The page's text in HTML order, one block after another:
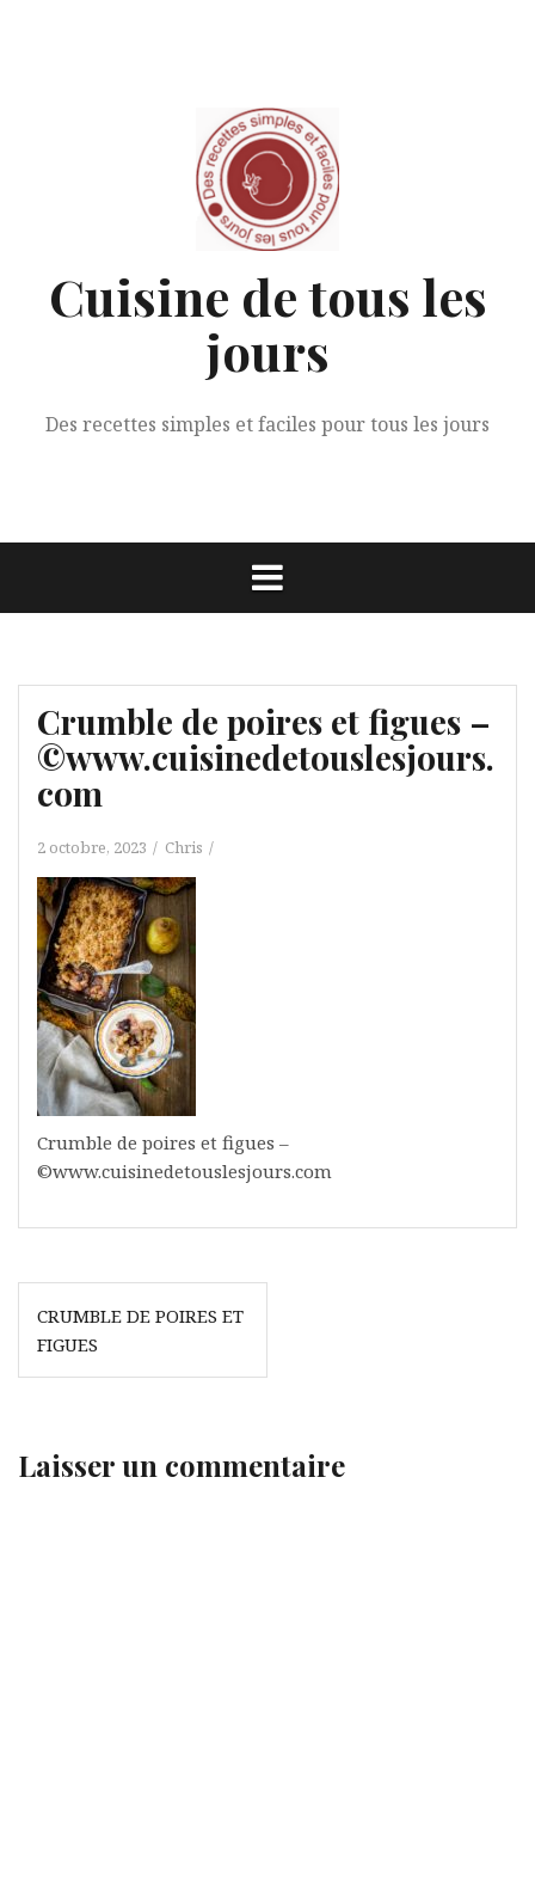
Cuisine de tous les
jours
Des recettes simples et faciles pour tous les jours
Crumble de poires et figues –
©www.cuisinedetouslesjours.
com
2 octobre, 2023 Chris
Crumble de poires et figues –
©www.cuisinedetouslesjours.com
Navigation
de
l’article
CRUMBLE DE POIRES ET
FIGUES
Laisser un commentaire